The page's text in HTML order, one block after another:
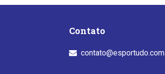
Contato
contato@esportudo.com